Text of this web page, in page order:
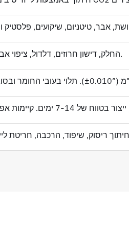
החלק, דישון חרוזים, דלדול, ציפוי אבקה, אנדודיזציה.